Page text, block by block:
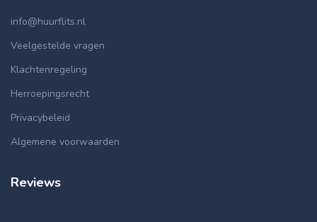
info@huurflits.nl
Veelgestelde vragen
Klachtenregeling
Herroepingsrecht
Privacybeleid
Algemene voorwaarden
Reviews